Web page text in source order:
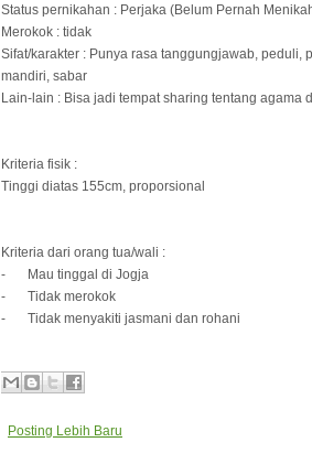
Status pernikahan : Perjaka (Belum Pernah
Merokok : tidak
Sifat/karakter : Punya rasa tanggungjawab, peduli,
mandiri, sabar
Lain-lain : Bisa jadi tempat sharing tentang agama
Kriteria fisik :
Tinggi diatas 155cm, proporsional
Kriteria dari orang tua/wali :
-
Mau tinggal di Jogja
-
Tidak merokok
-
Tidak menyakiti jasmani dan rohani
Posting Lebih Baru